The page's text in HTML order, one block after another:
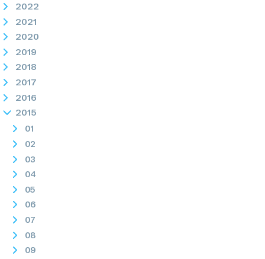
2022
2021
2020
2019
2018
2017
2016
2015
01
02
03
04
05
06
07
08
09